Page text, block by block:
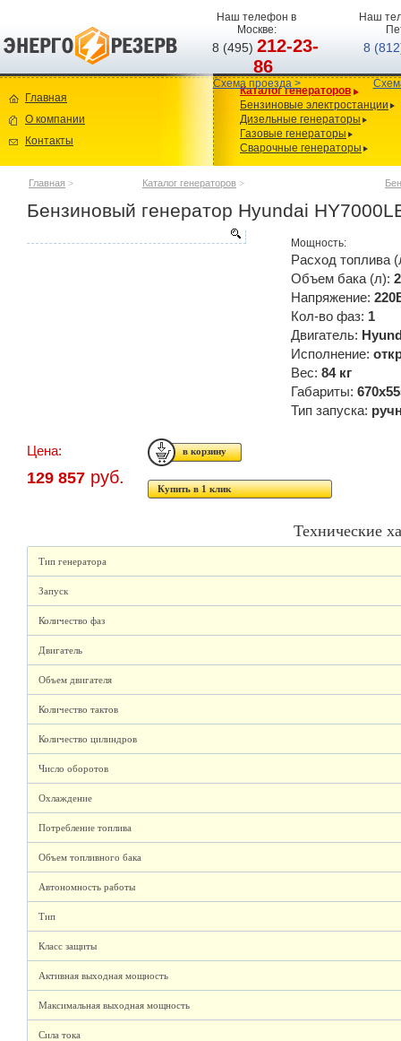
Наш телефон в
Москве:
8 (495)212-23-
86
Схема проезда >
Наш
8
Главная
О компании
Контакты
Каталог генераторов
Бензиновые электростанции
Дизельные генераторы
Газовые генераторы
Сварочные генераторы
Главная > Каталог генераторов >
Бензиновый генератор Hyundai
Мощность:
Расход топлива
Объем бака (л):
Напряжение:
Кол-во фаз: 1
Двигатель:
Исполнение:
Вес: 84 кг
Габариты:
Тип запуска:
Цена:
129 857 руб.
Купить в 1 клик
Технические
Тип генератора
Запуск
Количество фаз
Двигатель
Объем двигателя
Количество тактов
Количество цилиндров
Число оборотов
Охлаждение
Потребление топлива
Объем топливного бака
Автономность работы
Тип
Класс защиты
Активная выходная мощность
Максимальная выходная мощность
Сила тока